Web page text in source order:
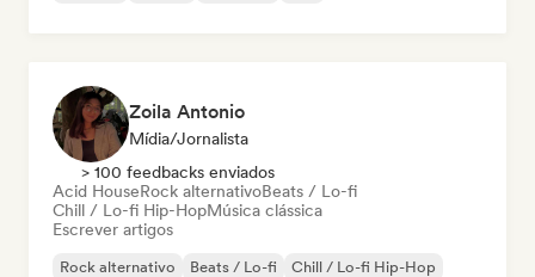
Zoila Antonio
Mídia/Jornalista
> 100 feedbacks enviados
Acid HouseRock alternativoBeats / Lo-fi
Chill / Lo-fi Hip-HopMúsica clássica
Escrever artigos
Rock alternativo Beats / Lo-fi
Chill / Lo-fi Hip-Hop